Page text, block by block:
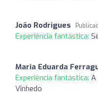
João Rodrigues
Experiência fantástica:
Maria Eduarda
Experiência fantástica: A
Vinhedo